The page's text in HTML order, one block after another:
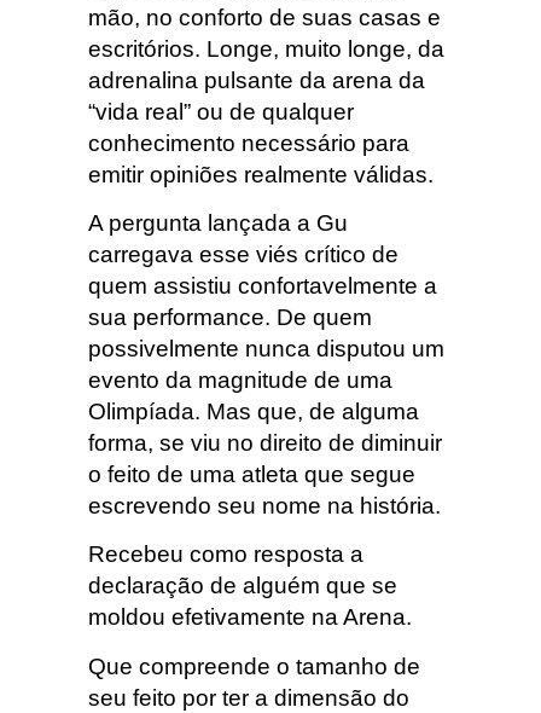
mão, no conforto de suas casas e
escritórios. Longe, muito longe, da
adrenalina pulsante da arena da
“vida real” ou de qualquer
conhecimento necessário para
emitir opiniões realmente válidas.
A pergunta lançada a Gu
carregava esse viés crítico de
quem assistiu confortavelmente a
sua performance. De quem
possivelmente nunca disputou um
evento da magnitude de uma
Olimpíada. Mas que, de alguma
forma, se viu no direito de diminuir
o feito de uma atleta que segue
escrevendo seu nome na história.
Recebeu como resposta a
declaração de alguém que se
moldou efetivamente na Arena.
Que compreende o tamanho de
seu feito por ter a dimensão do